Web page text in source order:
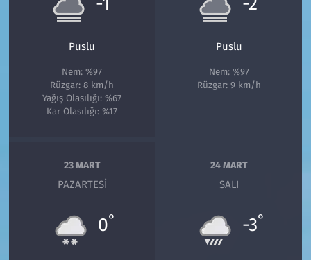
Puslu
Nem: %97
Rüzgar: 8 km/h
Yağış Olasılığı: %67
Kar Olasılığı: %17
Puslu
Nem: %97
Rüzgar: 9 km/h
23 MART
PAZARTESI
0°
24 MART
SALI
-3°